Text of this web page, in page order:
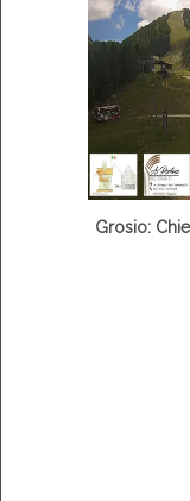
Grosio: